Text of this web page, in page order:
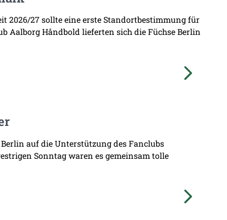
2026/27 sollte eine erste Standortbestimmung für
Aalborg Håndbold lieferten sich die Füchse Berlin
auf die Unterstützung des Fanclubs
Sonntag waren es gemeinsam tolle